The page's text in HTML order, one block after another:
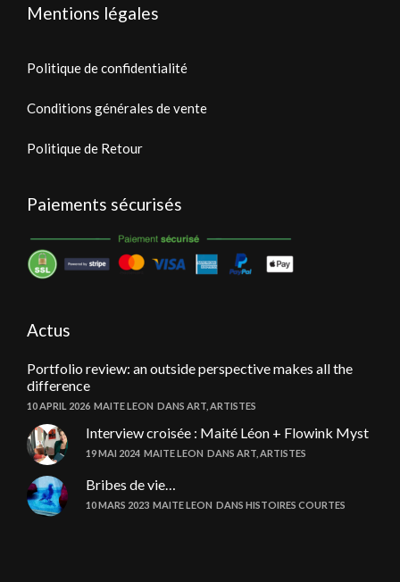
Mentions légales
Politique de confidentialité
Conditions générales de vente
Politique de Retour
Paiements sécurisés
Actus
Portfolio review: an outside perspective makes all the
difference
10 APRIL 2026 MAITE LEON DANS ART ARTISTES
Interview croisée : Maité Léon + Flowink Myst
19 MAI 2024 MAITE LEON DANS ART ARTISTES
Bribes de vie…
10 MARS 2023 MAITE LEON DANS HISTOIRES COURTES